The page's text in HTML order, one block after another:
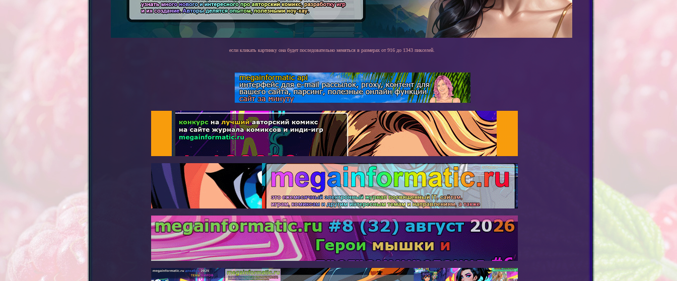
если кликать картинку она будет последовательно меняться в размерах от 916 до 1343 пикселей.